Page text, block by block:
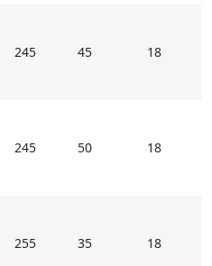
245 45 18
245 50 18
255 35 18